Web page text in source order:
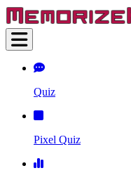
Quiz
Pixel Quiz